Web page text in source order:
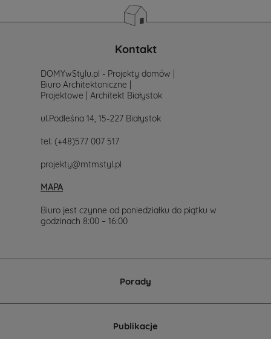
Kontakt
DOMYwStylu.pl - Projekty domów |
Biuro Architektoniczne |
Projektowe | Architekt Białystok
ul.Podleśna 14, 15-227 Białystok
tel: (+48)577 007 517
projekty@mtmstyl.pl
MAPA
Biuro jest czynne od poniedziałku do piątku w
godzinach 8:00 – 16:00
Porady
Publikacje